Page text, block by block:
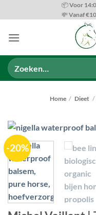
naar
📦 Voor
💸 Vanaf
Zoeken
naar:
Home / Dieet /
-20%